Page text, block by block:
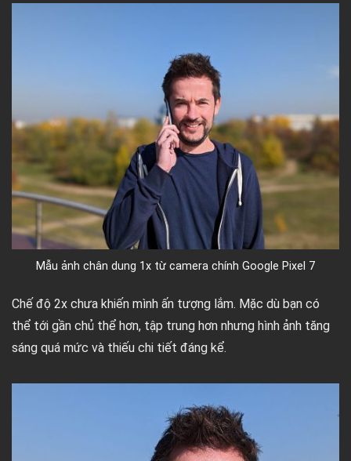
Mẫu ảnh chân dung 1x từ camera chính Google Pixel 7
Chế độ 2x chưa khiến mình ấn tượng lắm. Mặc dù bạn có
thể tới gần chủ thể hơn, tập trung hơn nhưng hình ảnh tăng
sáng quá mức và thiếu chi tiết đáng kể.